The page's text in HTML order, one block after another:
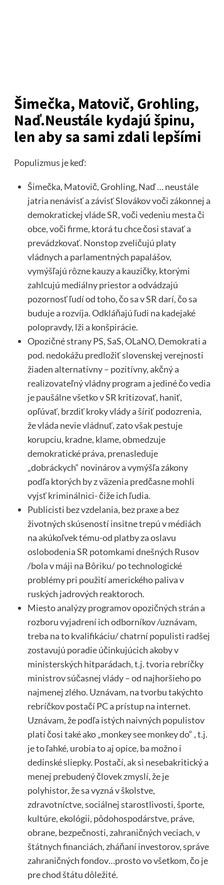
Šimečka, Matovič, Grohling,
Naď.Neustále kydajú špinu,
len aby sa sami zdali lepšími
Populizmus je keď:
Šimečka, Matovič, Grohling, Naď … neustále
jatria nenávisť a závisť Slovákov voči zákonnej a
demokratickej vláde SR, voči vedeniu mesta či
obce, voči firme, ktorá tu chce čosi stavať a
prevádzkovať. Nonstop zveličujú platy
vládnych a parlamentných papalášov,
vymýšľajú rôzne kauzy a kauzičky, ktorými
zahlcujú mediálny priestor a odvádzajú
pozornosť ľudí od toho, čo sa v SR darí, čo sa
buduje a rozvíja. Odkláňajú ľudi na kadejaké
polopravdy, lži a konšpirácie.
Opozičné strany PS, SaS, OLaNO, Demokrati a
pod. nedokážu predložiť slovenskej verejnosti
žiaden alternatívny – pozitívny, akčný a
realizovateľný vládny program a jediné čo vedia
je paušálne všetko v SR kritizovať, haniť,
opľúvať, brzdiť kroky vlády a šíriť podozrenia,
že vláda nevie vládnuť, zato však pestuje
korupciu, kradne, klame, obmedzuje
demokratické práva, prenasleduje
„dobráckych“ novinárov a vymýšľa zákony
podľa ktorých by z väzenia predčasne mohli
vyjsť kriminálnici- čiže ich ľudia.
Publicisti bez vzdelania, bez praxe a bez
životných skúseností insitne trepú v médiách
na akúkoľvek tému-od platby za oslavu
oslobodenia SR potomkami dnešných Rusov
/bola v máji na Bôriku/ po technologické
problémy pri použití amerického paliva v
ruských jadrových reaktoroch.
Miesto analýzy programov opozičných strán a
rozboru vyjadrení ich odborníkov /uznávam,
treba na to kvalifikáciu/ chatrní populisti radšej
zostavujú poradie účinkujúcich akoby v
ministerských hitparádach, t.j. tvoria rebríčky
ministrov súčasnej vlády – od najhoršieho po
najmenej zlého. Uznávam, na tvorbu takýchto
rebríčkov postačí PC a prístup na internet.
Uznávam, že podľa istých naivných populistov
platí čosi také ako „monkey see monkey do“ , t.j.
je to ľahké, urobia to aj opice, ba možno i
dedinské sliepky. Postačí, ak si nesebakritický a
menej prebudený človek zmyslí, že je
polyhistor, že sa vyzná v školstve,
zdravotníctve, sociálnej starostlivosti, športe,
kultúre, ekológii, pôdohospodárstve, práve,
obrane, bezpečnosti, zahraničných veciach, v
štátnych financiách, zháňaní investorov, správe
zahraničných fondov…prosto vo všetkom, čo je
pre chod štátu dôležité.